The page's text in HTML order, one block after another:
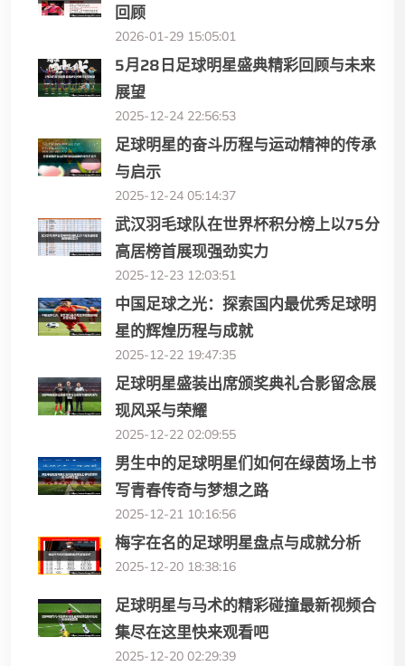
回顾
2026-01-29 15:05:01
5月28日足球明星盛典精彩回顾与未来
展望
2025-12-24 22:56:53
足球明星的奋斗历程与运动精神的传承
与启示
2025-12-24 05:14:37
武汉羽毛球队在世界杯积分榜上以75分
高居榜首展现强劲实力
2025-12-23 12:03:51
中国足球之光：探索国内最优秀足球明
星的辉煌历程与成就
2025-12-22 19:47:35
足球明星盛装出席颁奖典礼合影留念展
现风采与荣耀
2025-12-22 02:09:55
男生中的足球明星们如何在绿茵场上书
写青春传奇与梦想之路
2025-12-21 10:16:56
梅字在名的足球明星盘点与成就分析
2025-12-20 18:38:16
足球明星与马术的精彩碰撞最新视频合
集尽在这里快来观看吧
2025-12-20 02:29:39